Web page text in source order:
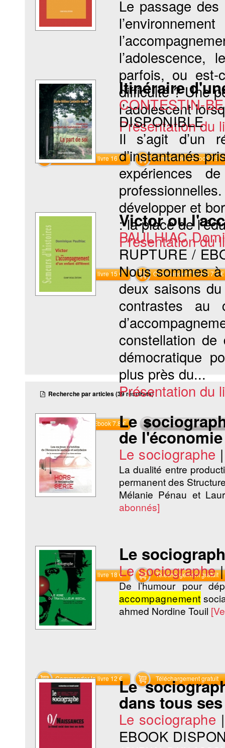
Le passage des
parfois, ou est-
difficulté ? Une
l’adolescent
Présentation du
Commander le livre 16 € Commander l'Ebook 7.9 €
Itinéraire
CONTESTIN-
DISPONIBLE
Il s’agit d’un
d’instantanés
expériences
développer et
: la place de
Présentation du
Commander le livre 15 € Commander l'Ebook 7.4 €
Victor ou
PAULHIAC
RUPTURE /
Nous sommes
deux saisons
contrastes au
constellation
démocratique
plus près du...
Présentation du
Commander l'Ebook 7.8 € Téléchargement
Recherche par articles (39 résultats)
Le
de
Le sociographe
La dualité entre
permanent des
Mélanie Pénau et
abonnés]
Commander le livre 18 € Téléchargement gratuit
Le
Le sociographe
De l’humour pour
accompagnement
ahmed Nordine Touil
Commander le livre 12 € Téléchargement gratuit
Le
dans tous
Le sociographe
EBOOK